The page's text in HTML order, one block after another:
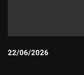
22/06/2026